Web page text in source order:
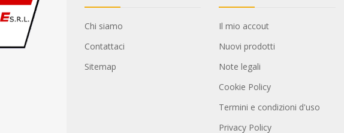
Chi siamo
Contattaci
Sitemap
Il mio accout
Nuovi prodotti
Note legali
Cookie Policy
Termini e condizioni d'uso
Privacy Policy